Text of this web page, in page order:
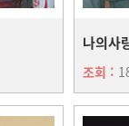
나의사
조회 :